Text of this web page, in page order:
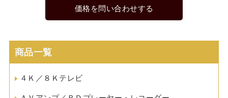
価格を問い合わせする
商品一覧
４Ｋ／８Ｋテレビ